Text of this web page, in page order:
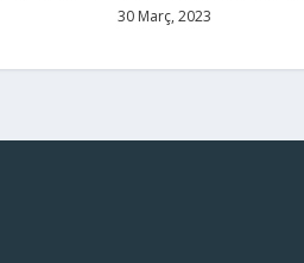
30 Març, 2023